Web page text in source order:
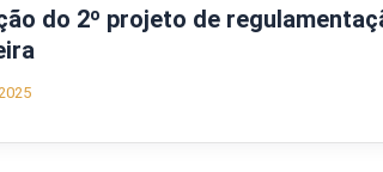
do 2º projeto de